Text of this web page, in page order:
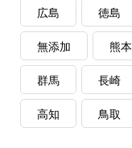
広島 徳島
無添加 熊本
群馬 長崎
高知 鳥取